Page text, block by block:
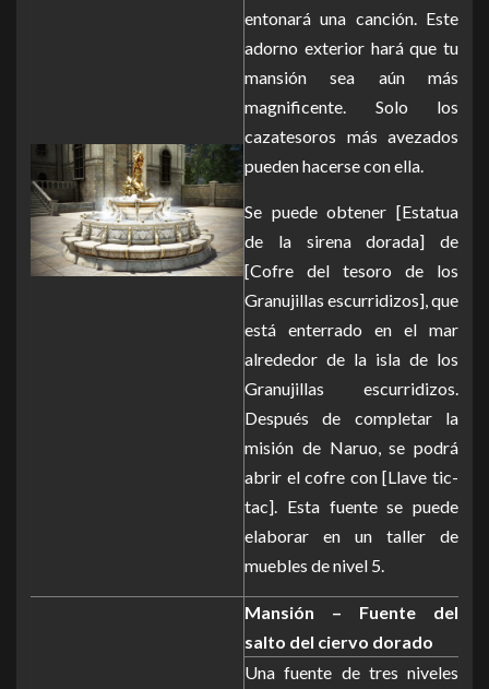
entonará una canción. Este
adorno exterior hará que tu
mansión sea aún más
magnificente. Solo los
cazatesoros más avezados
pueden hacerse con ella.
Se puede obtener [Estatua
de la sirena dorada] de
[Cofre del tesoro de los
Granujillas escurridizos], que
está enterrado en el mar
alrededor de la isla de los
Granujillas escurridizos.
Después de completar la
misión de Naruo, se podrá
abrir el cofre con [Llave tic-
tac]. Esta fuente se puede
elaborar en un taller de
muebles de nivel 5.
Mansión – Fuente del
salto del ciervo dorado
Una fuente de tres niveles